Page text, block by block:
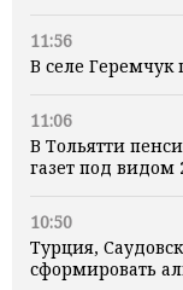
11:56
В селе Геремчук
11:06
В Тольятти
газет под
10:50
Турция,
сформировать